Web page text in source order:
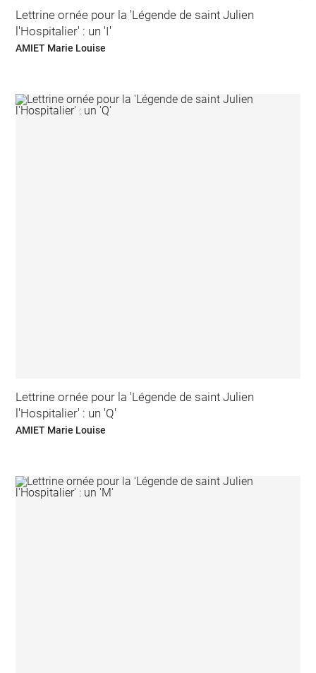
Lettrine ornée pour la 'Légende de saint Julien
l'Hospitalier' : un 'I'
AMIET Marie Louise
Lettrine ornée pour la 'Légende de saint Julien
l'Hospitalier' : un 'Q'
AMIET Marie Louise